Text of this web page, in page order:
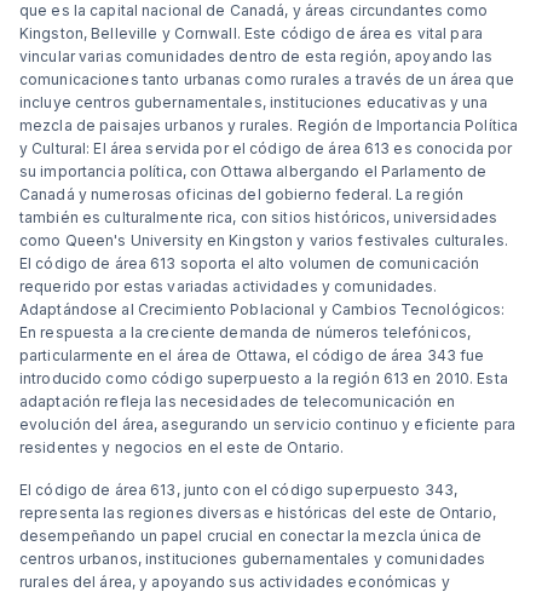
que es la capital nacional de Canadá, y áreas circundantes como
Kingston, Belleville y Cornwall. Este código de área es vital para
vincular varias comunidades dentro de esta región, apoyando las
comunicaciones tanto urbanas como rurales a través de un área que
incluye centros gubernamentales, instituciones educativas y una
mezcla de paisajes urbanos y rurales. Región de Importancia Política
y Cultural: El área servida por el código de área 613 es conocida por
su importancia política, con Ottawa albergando el Parlamento de
Canadá y numerosas oficinas del gobierno federal. La región
también es culturalmente rica, con sitios históricos, universidades
como Queen's University en Kingston y varios festivales culturales.
El código de área 613 soporta el alto volumen de comunicación
requerido por estas variadas actividades y comunidades.
Adaptándose al Crecimiento Poblacional y Cambios Tecnológicos:
En respuesta a la creciente demanda de números telefónicos,
particularmente en el área de Ottawa, el código de área 343 fue
introducido como código superpuesto a la región 613 en 2010. Esta
adaptación refleja las necesidades de telecomunicación en
evolución del área, asegurando un servicio continuo y eficiente para
residentes y negocios en el este de Ontario.
El código de área 613, junto con el código superpuesto 343,
representa las regiones diversas e históricas del este de Ontario,
desempeñando un papel crucial en conectar la mezcla única de
centros urbanos, instituciones gubernamentales y comunidades
rurales del área, y apoyando sus actividades económicas y